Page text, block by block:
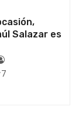
Salazar es